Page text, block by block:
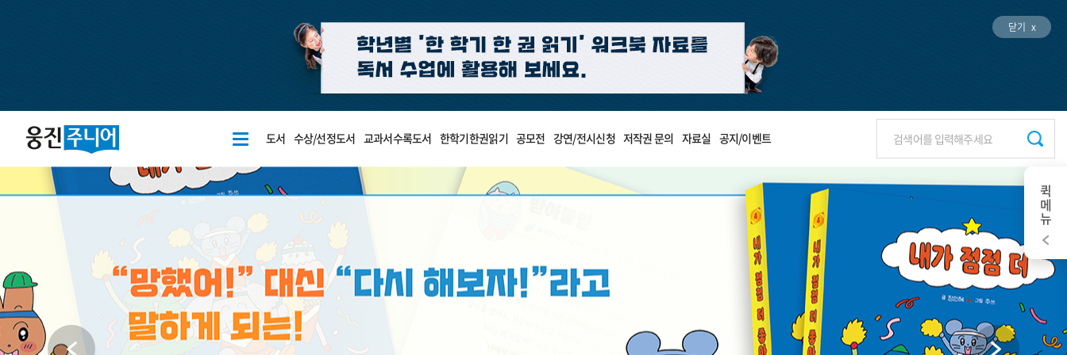
닫기 x
퀵메뉴
도서 수상/선정도서 교과서수록도서 한학기한권읽기 공모전 강연/전시신청 저작권 문의 자료실 공지/이벤트